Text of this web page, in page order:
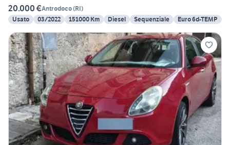
20.000 €Antrodoco(RI)
Usato
03/2022 151000 Km Diesel Sequenziale Euro 6d-TEMP